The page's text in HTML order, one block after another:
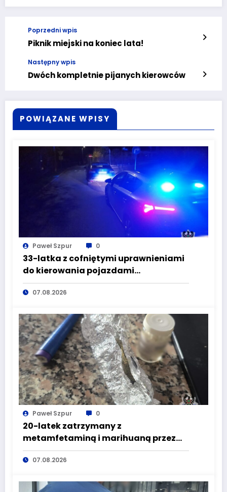
Poprzedni wpis
Piknik miejski na koniec lata!
Następny wpis
Dwóch kompletnie pijanych kierowców
POWIĄZANE WPISY
Paweł Szpur 0
33-latka z cofniętymi uprawnieniami
do kierowania pojazdami
wyeliminowana z lokalnych dróg
07.08.2026
Paweł Szpur 0
20-latek zatrzymany z
metamfetaminą i marihuaną przez
głuszyckich policjantów
07.08.2026